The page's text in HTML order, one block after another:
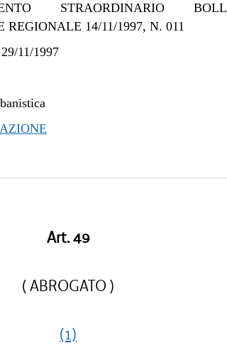
STRAORDINARIO
REGIONALE 14/11/1997, N. 011
29/11/1997
Art. 49
( ABROGATO )
(1)